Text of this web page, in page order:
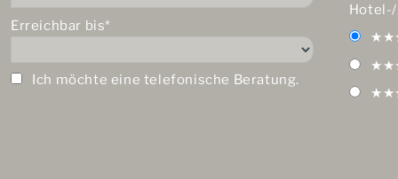
Erreichbar bis*
Ich möchte eine telefonische Beratung.